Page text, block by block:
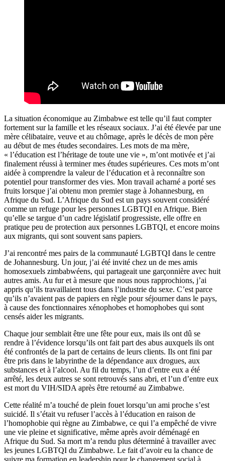
La situation économique au Zimbabwe est telle qu’il faut compter
fortement sur la famille et les réseaux sociaux. J’ai été élevée par une
mère célibataire, veuve et au chômage, après le décès de mon père
au début de mes études secondaires. Les mots de ma mère,
« l’éducation est l’héritage de toute une vie », m’ont motivée et j’ai
finalement réussi à terminer mes études supérieures. Ces mots m’ont
aidée à comprendre la valeur de l’éducation et à reconnaître son
potentiel pour transformer des vies. Mon travail acharné a porté ses
fruits lorsque j’ai obtenu mon premier stage à Johannesburg, en
Afrique du Sud. L’Afrique du Sud est un pays souvent considéré
comme un refuge pour les personnes LGBTQI en Afrique. Bien
qu’elle se targue d’un cadre législatif progressiste, elle offre en
pratique peu de protection aux personnes LGBTQI, et encore moins
aux migrants, qui sont souvent sans papiers.
J’ai rencontré mes pairs de la communauté LGBTQI dans le centre
de Johannesburg. Un jour, j’ai été invité chez un de mes amis
homosexuels zimbabwéens, qui partageait une garçonnière avec huit
autres amis. Au fur et à mesure que nous nous rapprochions, j’ai
appris qu’ils travaillaient tous dans l’industrie du sexe. C’est parce
qu’ils n’avaient pas de papiers en règle pour séjourner dans le pays,
à cause des fonctionnaires xénophobes et homophobes qui sont
censés aider les migrants.
Chaque jour semblait être une fête pour eux, mais ils ont dû se
rendre à l’évidence lorsqu’ils ont fait part des abus auxquels ils ont
été confrontés de la part de certains de leurs clients. Ils ont fini par
être pris dans le labyrinthe de la dépendance aux drogues, aux
substances et à l’alcool. Au fil du temps, l’un d’entre eux a été
arrêté, les deux autres se sont retrouvés sans abri, et l’un d’entre eux
est mort du VIH/SIDA après être retourné au Zimbabwe.
Cette réalité m’a touché de plein fouet lorsqu’un ami proche s’est
suicidé. Il s’était vu refuser l’accès à l’éducation en raison de
l’homophobie qui règne au Zimbabwe, ce qui l’a empêché de vivre
une vie pleine et significative, même après avoir déménagé en
Afrique du Sud. Sa mort m’a rendu plus déterminé à travailler avec
les jeunes LGBTQI du Zimbabwe. Le fait d’avoir eu la chance de
suivre ma formation en leadership pour le changement social à